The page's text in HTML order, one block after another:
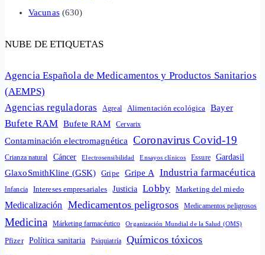
Vacunas(630)
NUBE DE ETIQUETAS
Agencia Española de Medicamentos y Productos Sanitarios
(AEMPS)
Agencias reguladoras
Agreal Alimentación ecológica Bayer
Bufete RAM Bufete RAM Cervarix
Contaminación electromagnética Coronavirus Covid-19
Crianza natural Cáncer Electrosensibilidad Ensayos clínicos Essure Gardasil
GlaxoSmithKline (GSK) Gripe Gripe A Industria farmacéutica
Infancia Intereses empresariales Justicia Lobby Marketing del miedo
Medicalización Medicamentos peligrosos Medicamentos peligrosos
Medicina Márketing farmacéutico Organización Mundial de la Salud (OMS)
Pfizer Política sanitaria Psiquiatría Químicos tóxicos